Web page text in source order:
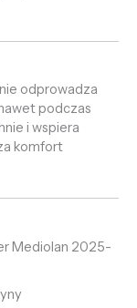
odprowadza
podczas
i wspiera
komfort
Mediolan 2025-